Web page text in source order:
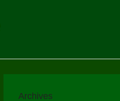
Archives